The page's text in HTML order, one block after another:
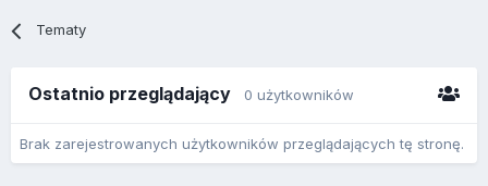
Tematy
Ostatnio przeglądający 0 użytkowników
Brak zarejestrowanych użytkowników przeglądających tę stronę.